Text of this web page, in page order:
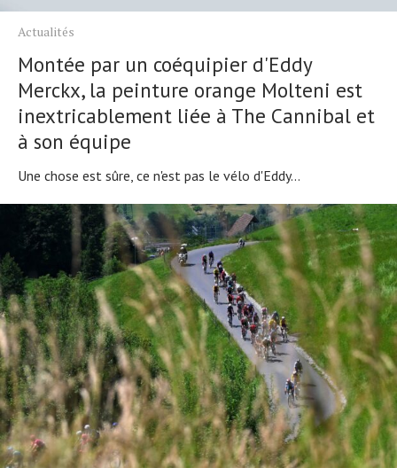
Actualités
Montée par un coéquipier d'Eddy
Merckx, la peinture orange Molteni est
inextricablement liée à The Cannibal et
à son équipe
Une chose est sûre, ce n'est pas le vélo d'Eddy...
Actualités
Technologies
Tests de produits
Conseils
Tendances
Tous nos articles
À propos